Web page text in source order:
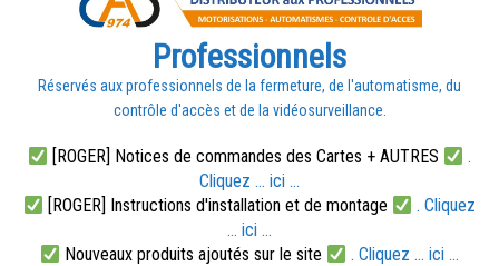
Professionnels
Réservés aux professionnels de la fermeture, de l'automatisme, du
contrôle d'accès et de la vidéosurveillance.
[ROGER] Notices de commandes des Cartes + AUTRES
.
Cliquez ... ici ...
[ROGER] Instructions d'installation et de montage
. Cliquez
... ici ...
Nouveaux produits ajoutés sur le site
. Cliquez ... ici ...